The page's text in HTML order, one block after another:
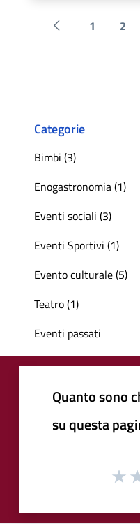
Pagina precedente
1 2
Categorie
Bimbi (3)
Enogastronomia (1)
Eventi sociali (3)
Eventi Sportivi (1)
Evento culturale (5)
Teatro (1)
Eventi passati
Quanto sono
su questa